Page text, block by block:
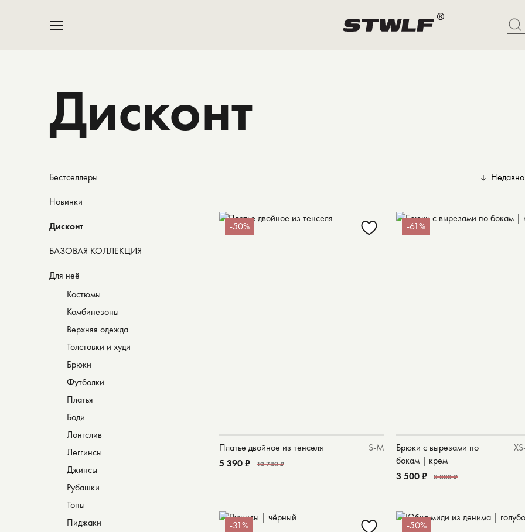
Дисконт
Бестселлеры
Новинки
Дисконт
БАЗОВАЯ КОЛЛЕКЦИЯ
Для неё
Костюмы
Комбинезоны
Верхняя одежда
Толстовки и худи
Брюки
Футболки
Платья
Боди
Лонгслив
Леггинсы
Джинсы
Рубашки
Топы
Пиджаки
Популярные
-50%
Платье двойное из тенселя
S-M
5 390 ₽
10 780 ₽
-61%
Брюки с вырезами по
бокам | крем
3 500 ₽ 8 880 ₽
-31% -50%